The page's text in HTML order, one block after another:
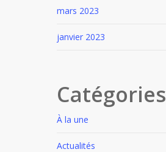
mars 2023
janvier 2023
Catégories
À la une
Actualités